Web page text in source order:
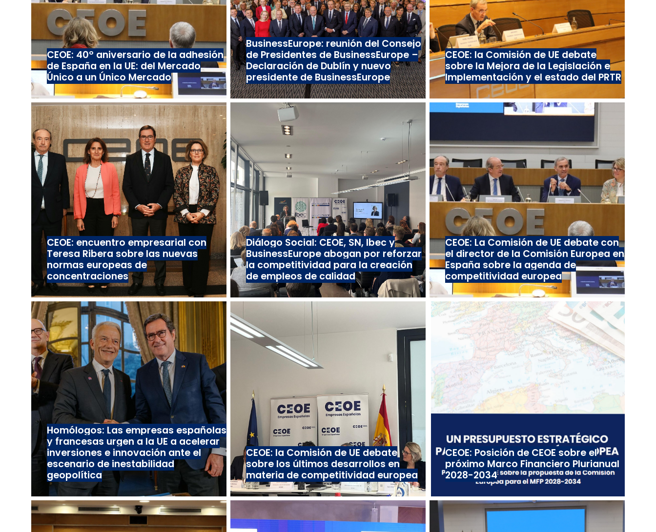
CEOE: 40º aniversario de la adhesión
de España en la UE: del Mercado
Único a un Único Mercado
BusinessEurope: reunión del Consejo
de Presidentes de BusinessEurope –
Declaración de Dublín y nuevo
presidente de BusinessEurope
CEOE: la Comisión de UE debate
sobre la Mejora de la Legislación e
Implementación y el estado del PRTR
CEOE: encuentro empresarial con
Teresa Ribera sobre las nuevas
normas europeas de
concentraciones
Diálogo Social: CEOE, SN, Ibec y
BusinessEurope abogan por reforzar
la competitividad para la creación
de empleos de calidad
CEOE: La Comisión de UE debate con
el director de la Comisión Europea en
España sobre la agenda de
competitividad europea
Homólogos: Las empresas españolas
y francesas urgen a la UE a acelerar
inversiones e innovación ante el
escenario de inestabilidad
geopolítica
CEOE: la Comisión de UE debate
sobre los últimos desarrollos en
materia de competitividad europea
CEOE: Posición de CEOE sobre el
próximo Marco Financiero Plurianual
2028-2034